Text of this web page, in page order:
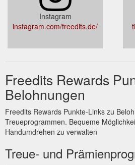
Instagram
instagram.com/freedits.de/
Freedits Rewards
Belohnungen
Freedits Rewards Punkte-Links zu
Treueprogrammen. Bequeme
Handumdrehen zu verwalten
Treue- und